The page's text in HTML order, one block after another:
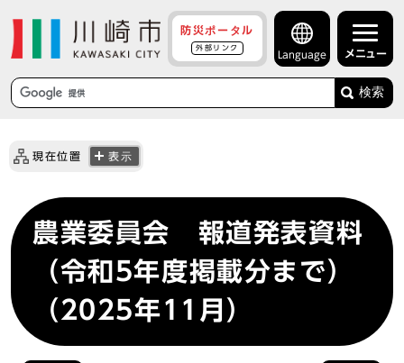
防災ポータル
外部リンク
Language メニュー
検索
現在位置 表示
農業委員会 報道発表資料
（令和5年度掲載分まで）
（2025年11月）